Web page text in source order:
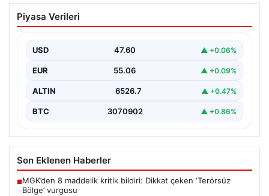
Yalova’da Şaşırtan Engelleme: Kafe
Önüne Park Etmek İsteyen Sürücüye
Yalova'da yaşanan sıra dışı bir olay, gündeme damgasını
Piyasa Verileri
USD 47.60 ▲ +0.06%
EUR 55.06 ▲ +0.09%
ALTIN 6526.7 ▲ +0.47%
BTC 3070902 ▲ +0.86%
Son Eklenen Haberler
■MGK’den 8 maddelik kritik bildiri: Dikkat çeken ‘Terörsüz
Bölge’ vurgusu